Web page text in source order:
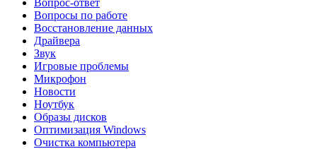
Вопрос-ответ
Вопросы по работе
Восстановление данных
Драйвера
Звук
Игровые проблемы
Микрофон
Новости
Ноутбук
Образы дисков
Оптимизация Windows
Очистка компьютера